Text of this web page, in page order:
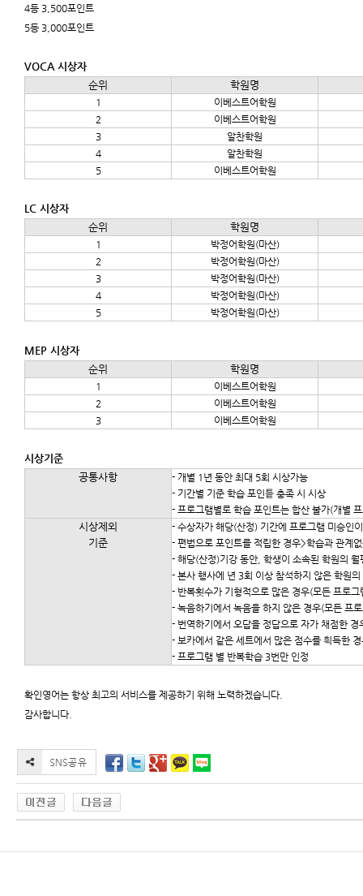
4등 3,500포인트
5등 3,000포인트
VOCA 시상자
순위
학원명
1
이베스트어학원
2
이베스트어학원
3
알찬학원
4
알찬학원
5
이베스트어학원
LC 시상자
순위
학원명
1
박정어학원(마산)
2
박정어학원(마산)
3
박정어학원(마산)
4
박정어학원(마산)
5
박정어학원(마산)
MEP 시상자
순위
학원명
1
이베스트어학원
2
이베스트어학원
3
이베스트어학원
시상기준
공통사항
- 개별 1년 동안 최대 5회 시상가능
- 기간별 기준 학습 포인틑 충족 시 시상
- 프로그램별로 학습 포인트는 합산 불가(개별
시상제외
기준
- 수상자가 해당(산정) 기간에 프로그램 미승인
- 편법으로 포인트를 적립한 경우>학습과 관계
- 해당(산정)기강 동안, 학생이 소속된 학원의
- 본사 행사에 년 3회 이상 참석하지 않은 학원
- 반복횟수가 기형적으로 많은 경우(모든 프로그
- 녹음하기에서 녹음을 하지 않은 경우(모든 프
- 번역하기에서 오답을 정답으로 자가 채점한
- 보카에서 같은 세트에서 많은 점수를 흭득한
- 프로그램 별 반복학습 3번만 인정
확인영어는 항상 최고의 서비스를 제공하기 위해 노력하겠습니다.
감사합니다.